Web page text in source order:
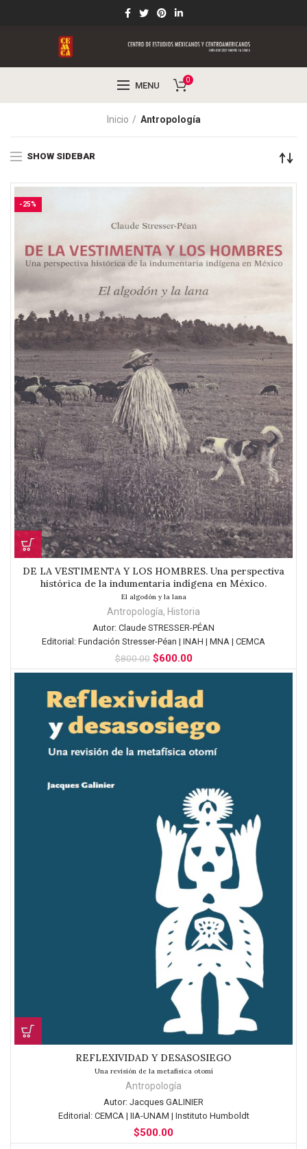
MENU 0
Inicio Antropología
SHOW SIDEBAR
-25%
DE LA VESTIMENTA Y LOS HOMBRES. Una perspectiva
histórica de la indumentaria indígena en México.
El algodón y la lana
Antropología, Historia
Autor: Claude STRESSER-PÉAN
Editorial: Fundación Stresser-Péan | INAH | MNA | CEMCA
$800.00 $600.00
REFLEXIVIDAD Y DESASOSIEGO
Una revisión de la metafísica otomí
Antropología
Autor: Jacques GALINIER
Editorial:CEMCA | IIA-UNAM | Instituto Humboldt
$500.00